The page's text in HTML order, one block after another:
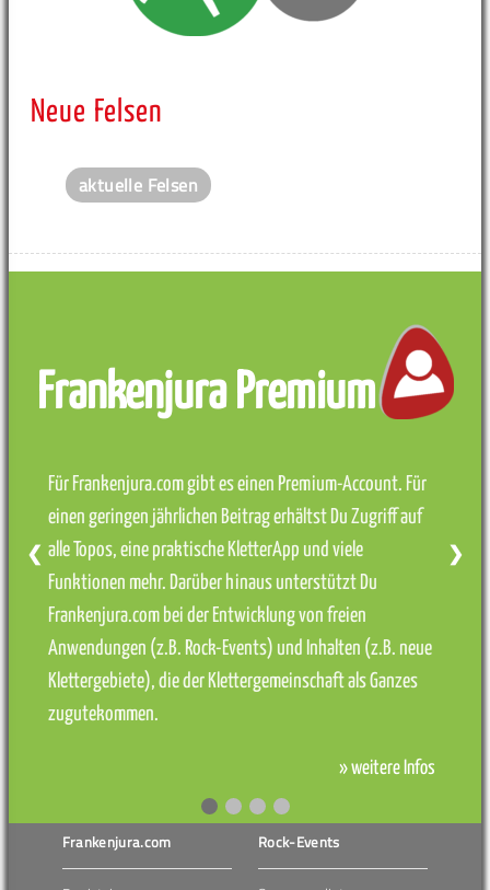
Neue Felsen
aktuelle Felsen
Frankenjura Premium
Für Frankenjura.com gibt es einen Premium-Account. Für
einen geringen jährlichen Beitrag erhältst Du Zugriff auf
alle Topos, eine praktische KletterApp und viele
Funktionen mehr. Darüber hinaus unterstützt Du
Frankenjura.com bei der Entwicklung von freien
Anwendungen (z.B. Rock-Events) und Inhalten (z.B. neue
Klettergebiete), die der Klettergemeinschaft als Ganzes
zugutekommen.
» weitere Infos
❮ ❯
Frankenjura.com Rock-Events